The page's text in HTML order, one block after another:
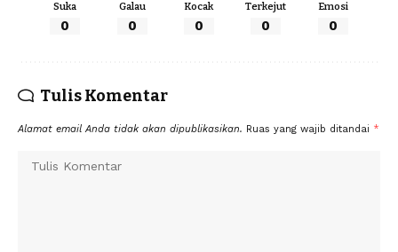
Suka
0
Galau
0
Kocak
0
Terkejut
0
Emosi
0
Tulis Komentar
Alamat email Anda tidak akan dipublikasikan. Ruas yang wajib ditandai *